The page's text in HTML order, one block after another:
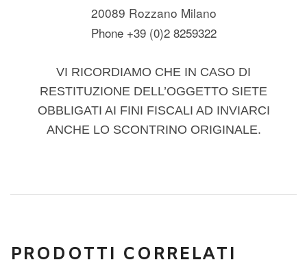
20089 Rozzano Milano
Phone +39 (0)2 8259322
VI RICORDIAMO CHE IN CASO DI
RESTITUZIONE DELL’OGGETTO SIETE
OBBLIGATI AI FINI FISCALI AD INVIARCI
ANCHE LO SCONTRINO ORIGINALE.
PRODOTTI CORRELATI